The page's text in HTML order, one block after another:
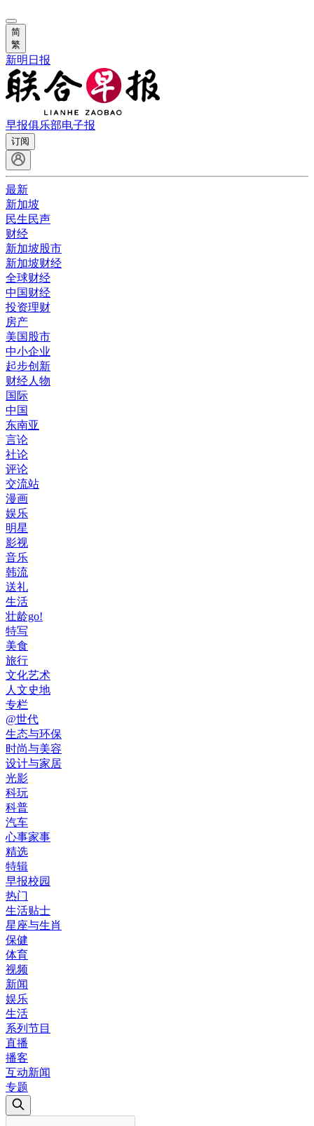
简
繁
新明日报
早报俱乐部电子报
订阅
最新
新加坡
民生民声
财经
新加坡股市
新加坡财经
全球财经
中国财经
投资理财
房产
美国股市
中小企业
起步创新
财经人物
国际
中国
东南亚
言论
社论
评论
交流站
漫画
娱乐
明星
影视
音乐
韩流
送礼
生活
壮龄go!
特写
美食
旅行
文化艺术
人文史地
专栏
@世代
生态与环保
时尚与美容
设计与家居
光影
科玩
科普
汽车
心事家事
精选
特辑
早报校园
热门
生活贴士
星座与生肖
保健
体育
视频
新闻
娱乐
生活
系列节目
直播
播客
互动新闻
专题